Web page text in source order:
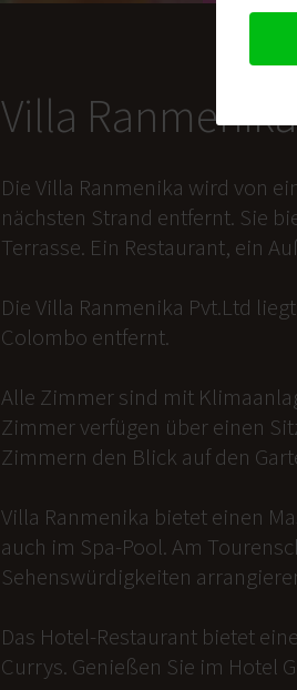
Villa Ranmenika
Die Villa Ranmenika wird von
nächsten Strand entfernt. Sie
Terrasse. Ein Restaurant, ein
Die Villa Ranmenika Pvt.Ltd
Colombo entfernt.
Alle Zimmer sind mit
Zimmer verfügen über einen
Zimmern den Blick auf den
Villa Ranmenika bietet einen
auch im Spa-Pool. Am
Sehenswürdigkeiten
Das Hotel-Restaurant bietet
Currys. Genießen Sie im Hotel